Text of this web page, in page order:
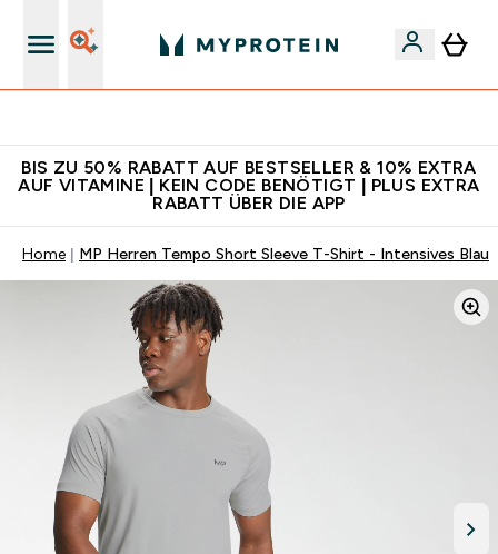
BIS ZU 50% RABATT AUF BESTSELLER & 10% EXTRA
AUF VITAMINE | KEIN CODE BENÖTIGT | PLUS EXTRA
RABATT ÜBER DIE APP
Home MP Herren Tempo Short Sleeve T-Shirt - Intensives Blau